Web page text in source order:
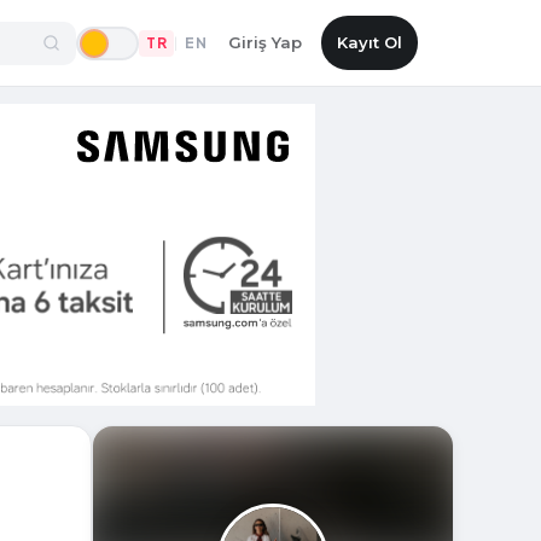
TR EN Giriş Yap Kayıt Ol